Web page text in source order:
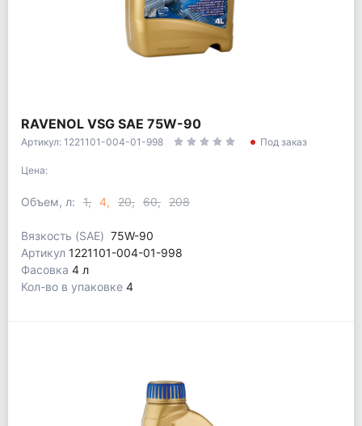
RAVENOL VSG SAE 75W-90
Артикул: 1221101-004-01-998 Под заказ
Цена:
Объем, л: 1 4 20 60 208
Вязкость (SAE) 75W-90
Артикул 1221101-004-01-998
Фасовка 4 л
Кол-во в упаковке 4